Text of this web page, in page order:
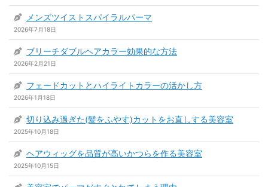
メンズツイストスパイラルパーマ
2026年7月18日
ブリーチダブルヘアカラー効果的な方法
2026年2月21日
フェードカットとハイライトカラーの活かし方
2026年1月18日
切り込み過ぎた(髪をふやす)カットをお直しする美容室
2025年10月18日
ヘアウィッグを品質が高いかつらを作る美容室
2025年10月15日